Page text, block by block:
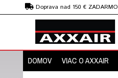
Doprava nad 150 € ZADARMO
strojov
DOMOV VIAC O AXXAIR